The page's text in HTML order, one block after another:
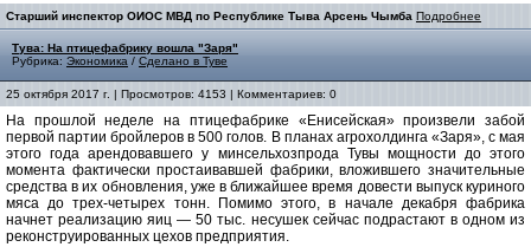
Старший инспектор ОИОС МВД по Республике Тыва Арсень Чымба Подробнее
Тува: На птицефабрику вошла "Заря"
Рубрика: Экономика / Сделано в Туве
25 октября 2017 г. | Просмотров: 4153 | Комментариев: 0
На прошлой неделе на птицефабрике «Енисейская» произвели забой
первой партии бройлеров в 500 голов. В планах агрохолдинга «Заря», с мая
этого года арендовавшего у минсельхозпрода Тувы мощности до этого
момента фактически простаивавшей фабрики, вложившего значительные
средства в их обновления, уже в ближайшее время довести выпуск куриного
мяса до трех-четырех тонн. Помимо этого, в начале декабря фабрика
начнет реализацию яиц — 50 тыс. несушек сейчас подрастают в одном из
реконструированных цехов предприятия.